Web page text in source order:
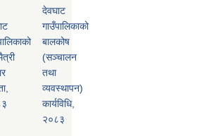
देवघाट
गाउँपालिकाको
बालकोष
(सञ्चालन
तथा
व्यवस्थापन)
कार्यविधि,
२०८३